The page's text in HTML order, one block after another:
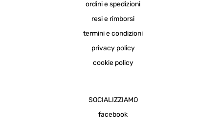
ordini e spedizioni
resi e rimborsi
termini e condizioni
privacy policy
cookie policy
SOCIALIZZIAMO
facebook